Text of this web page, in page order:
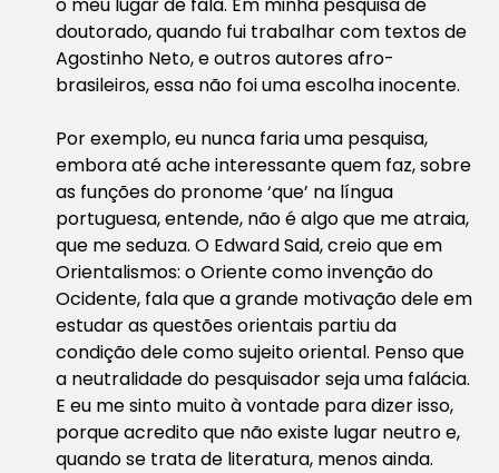
doutorado, quando fui trabalhar com textos de
Agostinho Neto, e outros autores afro-
brasileiros, essa não foi uma escolha inocente.
Por exemplo, eu nunca faria uma pesquisa,
embora até ache interessante quem faz, sobre
as funções do pronome ‘que’ na língua
portuguesa, entende, não é algo que me atraia,
que me seduza. O Edward Said, creio que em
Orientalismos: o Oriente como invenção do
Ocidente, fala que a grande motivação dele em
estudar as questões orientais partiu da
condição dele como sujeito oriental. Penso que
a neutralidade do pesquisador seja uma falácia.
E eu me sinto muito à vontade para dizer isso,
porque acredito que não existe lugar neutro e,
quando se trata de literatura, menos ainda.